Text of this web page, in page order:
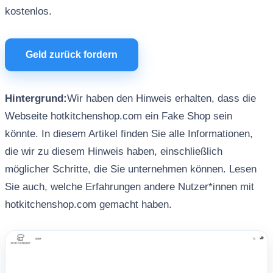
kostenlos.
Geld zurück fordern
Hintergrund:Wir haben den Hinweis erhalten, dass die
Webseite hotkitchenshop.com ein Fake Shop sein
könnte. In diesem Artikel finden Sie alle Informationen,
die wir zu diesem Hinweis haben, einschließlich
möglicher Schritte, die Sie unternehmen können. Lesen
Sie auch, welche Erfahrungen andere Nutzer*innen mit
hotkitchenshop.com gemacht haben.